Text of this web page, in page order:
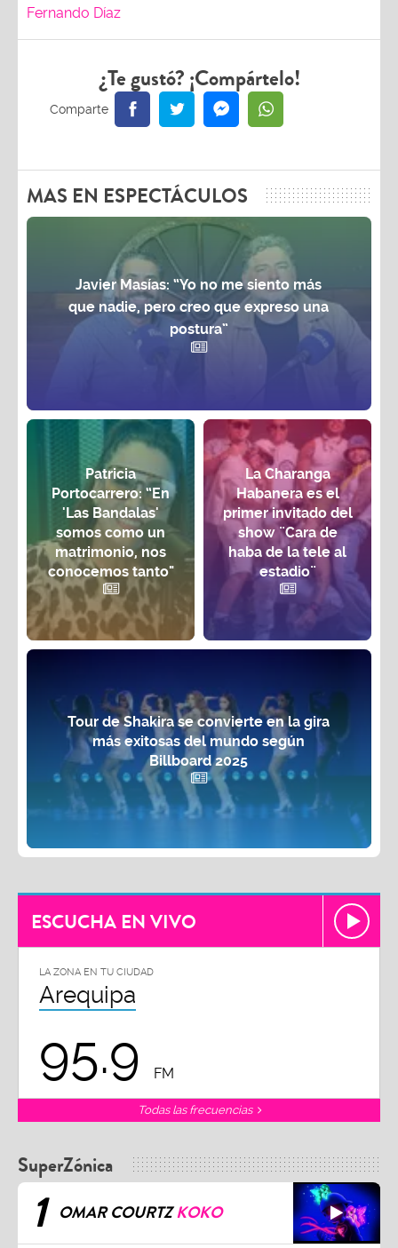
Fernando Díaz
¿Te gustó? ¡Compártelo!
MAS EN ESPECTÁCULOS
Javier Masías: “Yo no me siento más
que nadie, pero creo que expreso una
postura”
Patricia
Portocarrero: “En
'Las Bandalas'
somos como un
matrimonio, nos
conocemos tanto"
La Charanga
Habanera es el
primer invitado del
show ¨Cara de
haba de la tele al
estadio¨
Tour de Shakira se convierte en la gira
más exitosas del mundo según
Billboard 2025
ESCUCHA EN VIVO
LA ZONA EN TU CIUDAD
Arequipa
95.9 FM
Todas las frecuencias
SuperZónica
1 OMAR COURTZKOKO